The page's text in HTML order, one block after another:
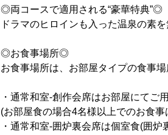
◎両コースで適用される“豪華特典”◎
ドラマのヒロインも入った温泉の素
◎お食事場所◎
お食事場所は、お部屋タイプの食事
・通常和室-創作会席はお部屋にてご
(お部屋食の場合4名様以上でのお食
・通常和室-囲炉裏会席は個室食(囲炉